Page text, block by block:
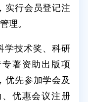
实行会员登记注
理。
学技术奖、科研
著资助出版项
优先参加学会及
优惠会议注册